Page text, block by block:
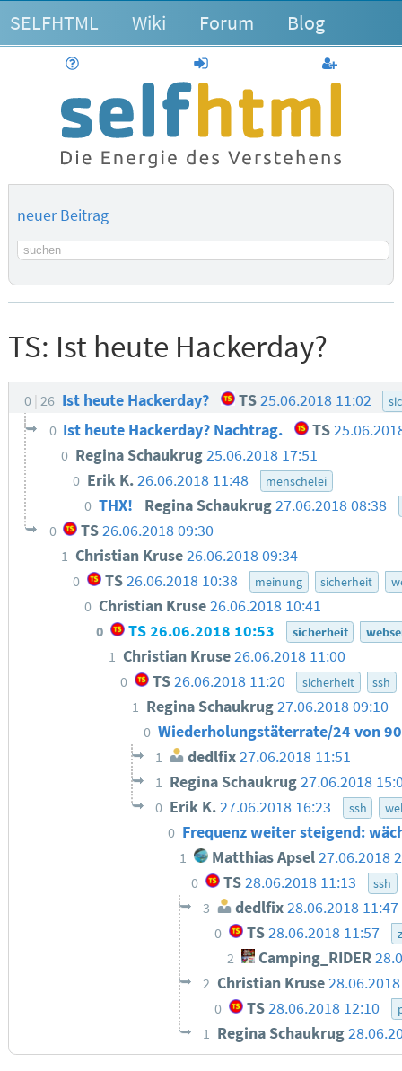
SELFHTML Wiki Forum Blog
anmelden
neuer Beitrag
Suchbegriff
TS: Ist heute Hackerday?
0 26 Ist heute Hackerday? TS 25.06.2018 11:02
0 Ist heute Hackerday? Nachtrag. TS
0 Regina Schaukrug25.06.2018 17:51
0 Erik K.26.06.2018 11:48 menschelei
0 THX! Regina Schaukrug27.06.2018 08:38
0 TS26.06.2018 09:30
1 Christian Kruse26.06.2018 09:34
0 TS26.06.2018 10:38 meinung sicherheit
0 Christian Kruse26.06.2018 10:41
0 TS26.06.2018 10:53 sicherheit
1 Christian Kruse26.06.2018 11:00
0 TS 26.06.2018 11:20 sicherheit ssh
1 Regina Schaukrug27.06.2018 09:10
0 Wiederholungstäterrate/24 von
1 dedlfix27.06.2018 11:51
1 Regina Schaukrug27.06.2018
0 Erik K.27.06.2018 16:23 ssh
0 Frequenz weiter steigend:
1 Matthias Apsel 27.06.2018
0 TS28.06.2018 11:13 ssh
3 dedlfix28.06.2018 11:47
0 TS28.06.2018 11:57
2 Camping_RIDER
2 Christian Kruse
0 TS28.06.2018 12:10
1 Regina Schaukrug